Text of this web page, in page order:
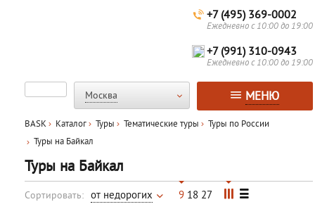
+7 (495) 369-0002
Ежедневно с 10:00 до 19:00
+7 (991) 310-0943
Ежедневно с 10:00 до 19:00
Москва МЕНЮ
BASK Каталог Туры Тематические туры
Туры по России
Туры на Байкал
Туры на Байкал
Сортировать: от недорогих 9 18 27